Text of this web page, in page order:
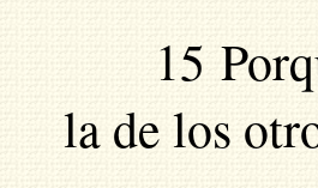
15
la de los